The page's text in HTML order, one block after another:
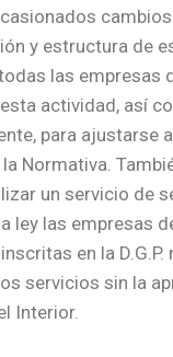
y estructura de
las empresas
actividad, así
para ajustarse
Normativa.
un servicio de
ley las empresas
en la D.G.P.
servicios sin la
Interior.